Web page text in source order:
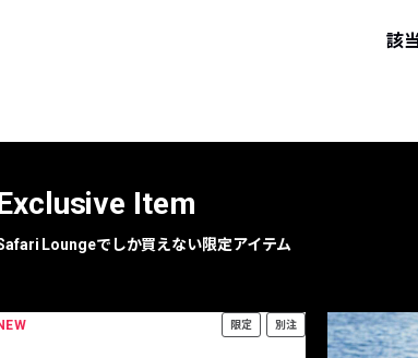
フォーカスブランド
該
Item
Loungeでしか買えない限定アイテム
限定 別注